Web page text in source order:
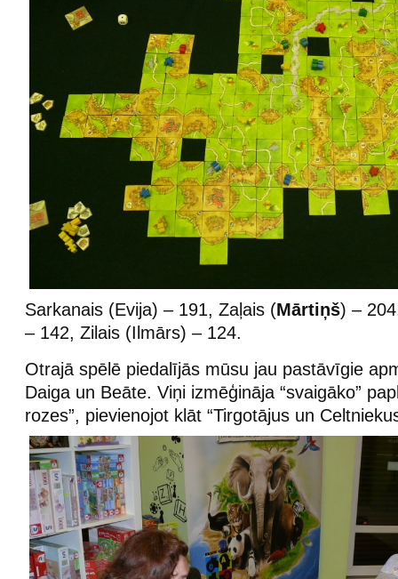
Sarkanais (Evija) – 191, Zaļais (Mārtiņš) –
– 142, Zilais (Ilmārs) – 124.
Otrajā spēlē piedalījās mūsu jau pastāvīgie
Daiga un Beāte. Viņi izmēģināja “svaigāko”
rozes”, pievienojot klāt “Tirgotājus un